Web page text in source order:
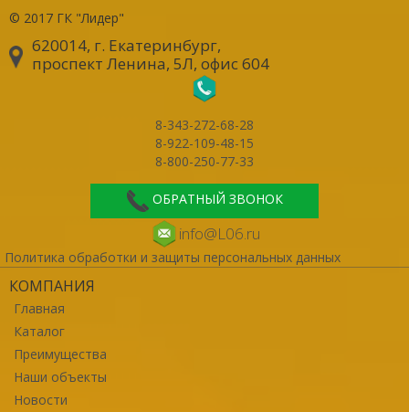
© 2017 ГК "Лидер"
620014, г. Екатеринбург,
проспект Ленина, 5Л, офис 604
8-343-272-68-28
8-922-109-48-15
8-800-250-77-33
ОБРАТНЫЙ ЗВОНОК
info@L06.ru
Политика обработки и защиты персональных данных
КОМПАНИЯ
Главная
Каталог
Преимущества
Наши объекты
Новости